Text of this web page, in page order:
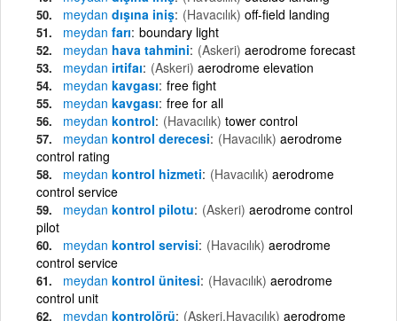
meydan dışına iniş (Havacılık) off-field landing
meydan farı boundary light
meydan hava tahmini (Askeri) aerodrome forecast
meydan irtifaı (Askeri) aerodrome elevation
meydan kavgası free fight
meydan kavgası free for all
meydan kontrol (Havacılık) tower control
meydan kontrol derecesi (Havacılık) aerodrome
control rating
meydan kontrol hizmeti (Havacılık) aerodrome
control service
meydan kontrol pilotu (Askeri) aerodrome control
pilot
meydan kontrol servisi (Havacılık) aerodrome
control service
meydan kontrol ünitesi (Havacılık) aerodrome
control unit
meydan kontrolörü (Askeri,Havacılık) aerodrome